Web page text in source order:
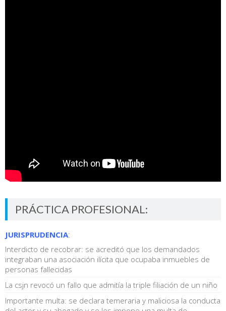
PRÁCTICA PROFESIONAL:
JURISPRUDENCIA:
Interdicto de recobrar: se acreditó que los demandados
integraban una asociación ilícita que ocupaba inmuebles de
personas fallecidas
La csjn revocó un fallo que admitía la triple filiación de un niño
Importante multa: se declara temeraria y maliciosa la conducta